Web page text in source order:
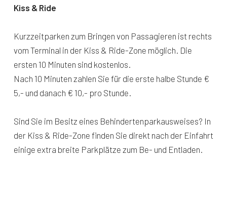
Kiss & Ride
Kurzzeitparken zum Bringen von Passagieren ist rechts
vom Terminal in der Kiss & Ride-Zone möglich. Die
ersten 10 Minuten sind kostenlos.
Nach 10 Minuten zahlen Sie für die erste halbe Stunde €
5,- und danach € 10,- pro Stunde.
Sind Sie im Besitz eines Behindertenparkausweises? In
der Kiss & Ride-Zone finden Sie direkt nach der Einfahrt
einige extra breite Parkplätze zum Be- und Entladen.